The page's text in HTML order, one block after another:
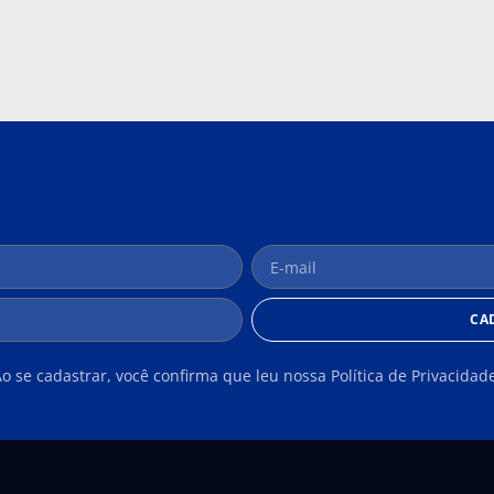
se cadastrar, você confirma que leu nossa Política de